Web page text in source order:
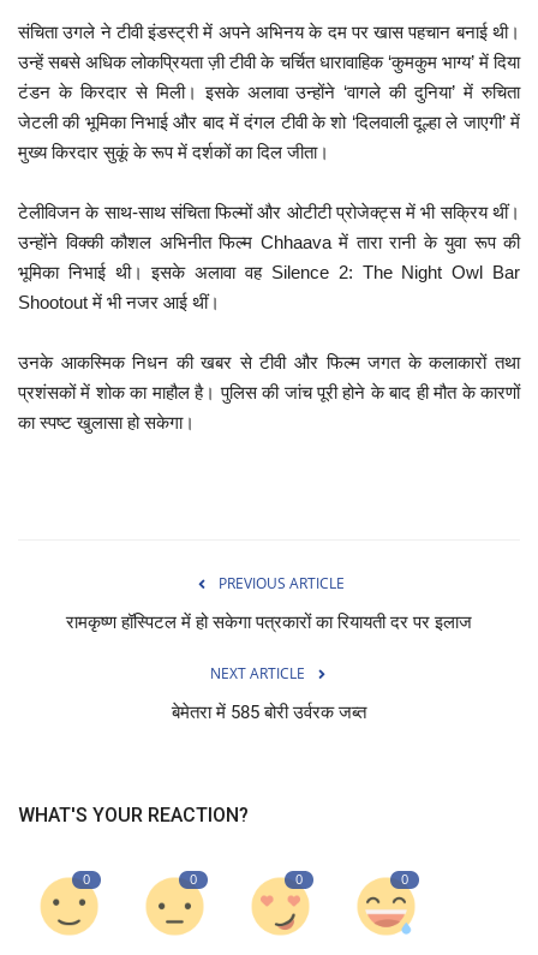
संचिता उगले ने टीवी इंडस्ट्री में अपने अभिनय के दम पर खास पहचान बनाई थी।
उन्हें सबसे अधिक लोकप्रियता ज़ी टीवी के चर्चित धारावाहिक ‘कुमकुम भाग्य’ में दिया
टंडन के किरदार से मिली। इसके अलावा उन्होंने ‘वागले की दुनिया’ में रुचिता
जेटली की भूमिका निभाई और बाद में दंगल टीवी के शो ‘दिलवाली दूल्हा ले जाएगी’ में
मुख्य किरदार सुकूं के रूप में दर्शकों का दिल जीता।
टेलीविजन के साथ-साथ संचिता फिल्मों और ओटीटी प्रोजेक्ट्स में भी सक्रिय थीं।
उन्होंने विक्की कौशल अभिनीत फिल्म Chhaava में तारा रानी के युवा रूप की
भूमिका निभाई थी। इसके अलावा वह Silence 2: The Night Owl Bar
Shootout में भी नजर आई थीं।
उनके आकस्मिक निधन की खबर से टीवी और फिल्म जगत के कलाकारों तथा
प्रशंसकों में शोक का माहौल है। पुलिस की जांच पूरी होने के बाद ही मौत के कारणों
का स्पष्ट खुलासा हो सकेगा।
PREVIOUS ARTICLE
रामकृष्ण हॉस्पिटल में हो सकेगा पत्रकारों का रियायती दर पर इलाज
NEXT ARTICLE
बेमेतरा में 585 बोरी उर्वरक जब्त
WHAT'S YOUR REACTION?
0 0 0 0